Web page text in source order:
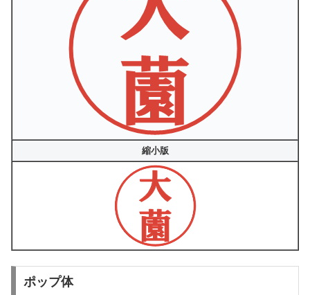
縮小版
ポップ体